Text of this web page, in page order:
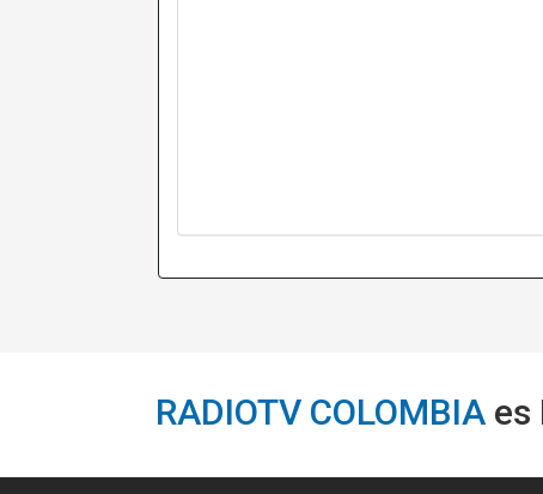
RADIOTV COLOMBIA es